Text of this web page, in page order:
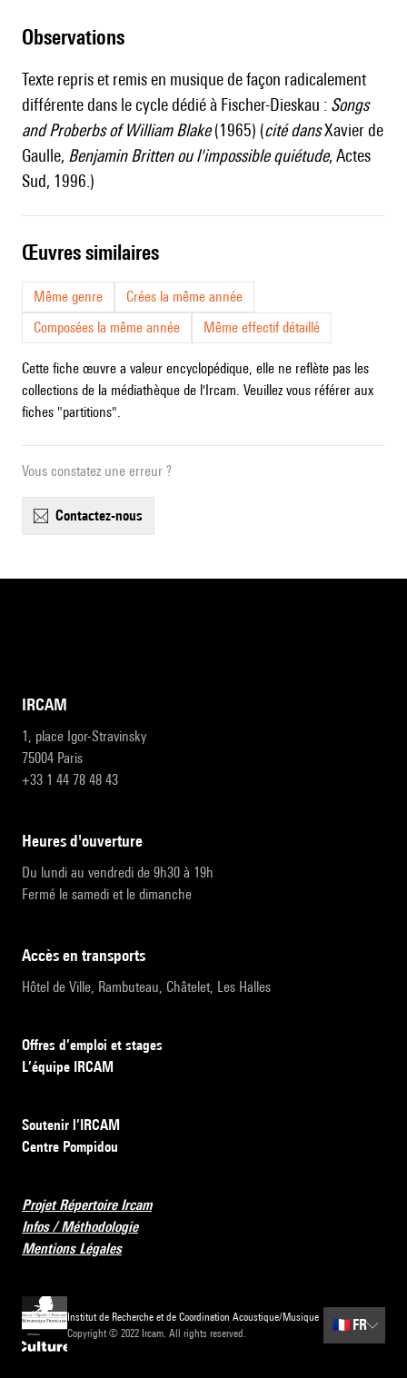
observations
Texte repris et remis en musique de façon radicalement
différente dans le cycle dédié à Fischer-Dieskau : Songs
and Proberbs of William Blake(1965) (cité dansXavier de
Gaulle, Benjamin Britten ou l'impossible quiétude, Actes
Sud, 1996.)
œuvres similaires
Même genre
Crées la même année
Composées la même année
Même effectif détaillé
Cette fiche œuvre a valeur encyclopédique, elle ne reflète pas les
collections de la médiathèque de l'Ircam. Veuillez vous référer aux
fiches "partitions".
Vous constatez une erreur ?
contactez-nous
IRCAM
1, place Igor-Stravinsky
75004 Paris
+33 1 44 78 48 43
heures d'ouverture
Du lundi au vendredi de 9h30 à 19h
Fermé le samedi et le dimanche
accès en transports
Hôtel de Ville, Rambuteau, Châtelet, Les Halles
Offres d’emploi et stages
L’équipe IRCAM
Soutenir l’IRCAM
Centre Pompidou
Projet Répertoire Ircam
Infos / Méthodologie
Mentions Légales
Institut de Recherche et de Coordination Acoustique/Musique
Copyright © 2022 Ircam. All rights reserved.
🇫🇷 FR